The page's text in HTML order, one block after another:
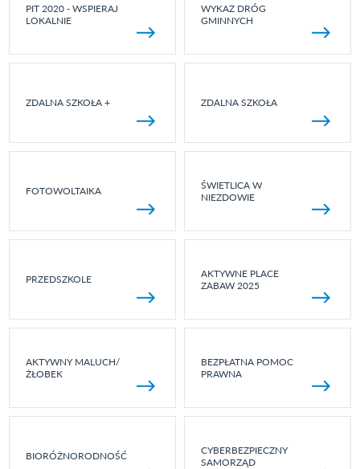
PIT 2020 - WSPIERAJ
LOKALNIE
WYKAZ DRÓG
GMINNYCH
ZDALNA SZKOŁA + ZDALNA SZKOŁA
FOTOWOLTAIKA
ŚWIETLICA W
NIEZDOWIE
PRZEDSZKOLE
AKTYWNE PLACE
ZABAW 2025
AKTYWNY MALUCH/
ŻŁOBEK
BEZPŁATNA POMOC
PRAWNA
BIORÓŻNORODNOŚĆ
CYBERBEZPIECZNY
SAMORZĄD